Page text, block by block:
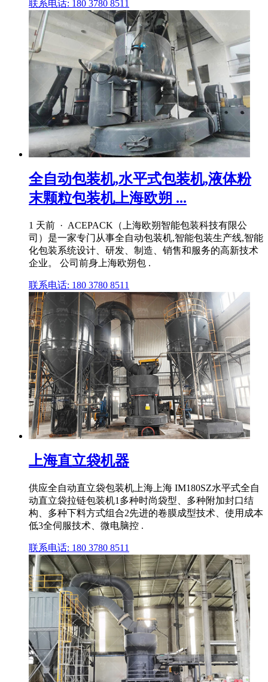
联系电话: 180 3780 8511
全自动包装机,水平式包装机,液体粉
末颗粒包装机上海欧朔 ...
1 天前 · ACEPACK（上海欧朔智能包装科技有限公
司）是一家专门从事全自动包装机,智能包装生产线,智能
化包装系统设计、研发、制造、销售和服务的高新技术
企业。 公司前身上海欧朔包 .
联系电话: 180 3780 8511
上海直立袋机器
供应全自动直立袋包装机上海上海 IM180SZ水平式全自
动直立袋拉链包装机1多种时尚袋型、多种附加封口结
构、多种下料方式组合2先进的卷膜成型技术、使用成本
低3全伺服技术、微电脑控 .
联系电话: 180 3780 8511